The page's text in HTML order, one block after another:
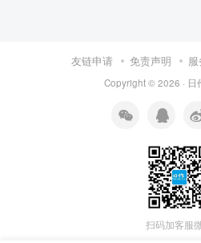
友链申请 免责声明
Copyright © 2026 · 日
扫码加客服